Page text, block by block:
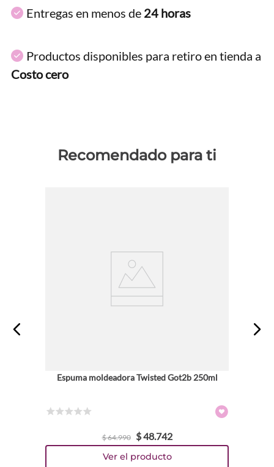
Entregas en menos de 24 horas
Productos disponibles para retiro en tienda a
Costo cero
Recomendado para ti
Espuma moldeadora Twisted Got2b 250ml
$64.990 $48.742